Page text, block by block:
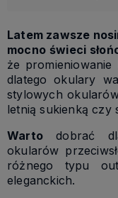
Latem zawsze
mocno świeci
że
dlatego okulary
stylowych
letnią sukienką czy
Warto dobrać
okularów
różnego typu
eleganckich.